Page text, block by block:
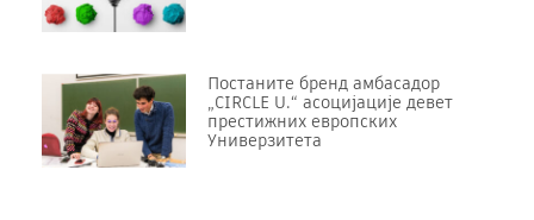
Постаните бренд амбасадор
„CIRCLE U.“ асоцијације девет
престижних европских
Универзитета